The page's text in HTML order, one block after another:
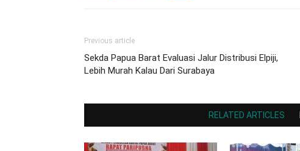
Previous article
Sekda Papua Barat Evaluasi Jalur Distribusi Elpiji,
Lebih Murah Kalau Dari Surabaya
RELATED ARTICLES